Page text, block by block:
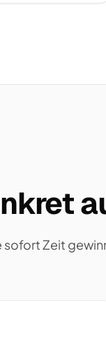
sofort Zeit